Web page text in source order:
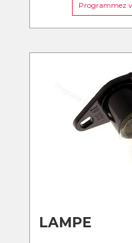
Programmez
LAMPE